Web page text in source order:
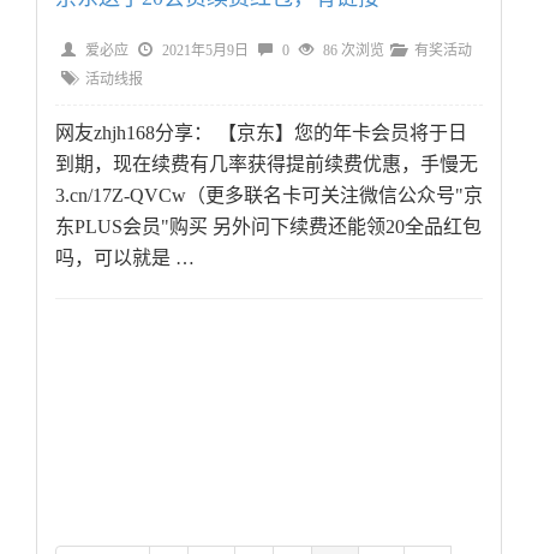
爱必应 2021年5月9日 0 86 次浏览
有奖活动
活动线报
网友zhjh168分享： 【京东】您的年卡会员将于日
到期，现在续费有几率获得提前续费优惠，手慢无
3.cn/17Z-QVCw（更多联名卡可关注微信公众号"京
东PLUS会员"购买 另外问下续费还能领20全品红包
吗，可以就是 …